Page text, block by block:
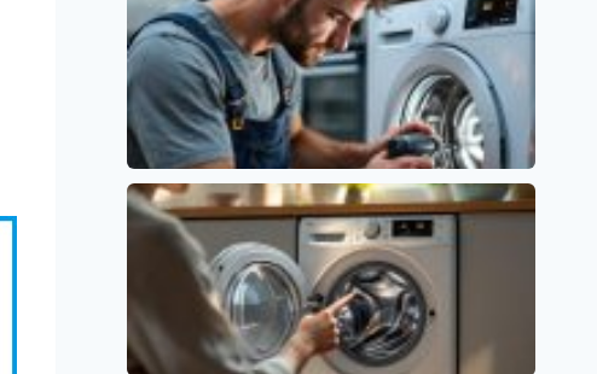
Soluciones
Siemens
Error E01 en Lavavajillas Beko: Causas y
Soluciones
Códigos de error y su significado